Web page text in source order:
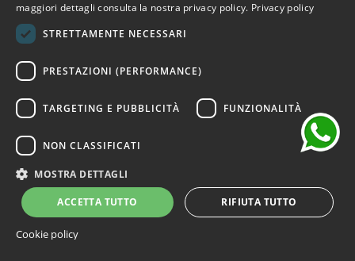
Indirizzo:Piazza della Trivulziana, 6 - 20126 Milano (Italy)
Telefono:+39 02.66114260
Mail:
info@outletbicocca.com
GERMAN
maggiori dettagli consulta la nostra privacy policy. Privacy policy
STRETTAMENTE NECESSARI
PRESTAZIONI (PERFORMANCE)
TARGETING E PUBBLICITÀ FUNZIONALITÀ
NON CLASSIFICATI
MOSTRA DETTAGLI
ACCETTA TUTTO RIFIUTA TUTTO
Cookie policy